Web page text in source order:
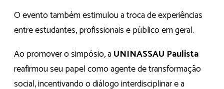
O evento também estimulou a troca de experiências
entre estudantes, profissionais e público em geral.
Ao promover o simpósio, aUNINASSAU Paulista
reafirmou seu papel como agente de transformação
social, incentivando o diálogo interdisciplinar e a